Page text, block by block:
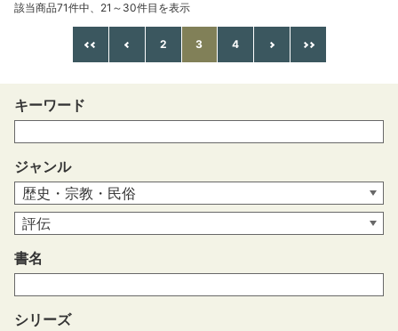
該当商品71件中、21～30件目を表示
2 3 4
キーワード
ジャンル
書名
シリーズ